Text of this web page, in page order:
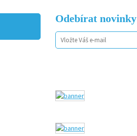
Odebírat novinky